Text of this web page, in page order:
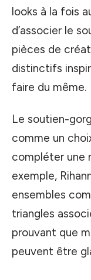
looks à la fois
d’associer le
pièces de
distinctifs
faire du même.
Le soutien-
comme un
compléter une
exemple,
ensembles
triangles
prouvant que
peuvent être